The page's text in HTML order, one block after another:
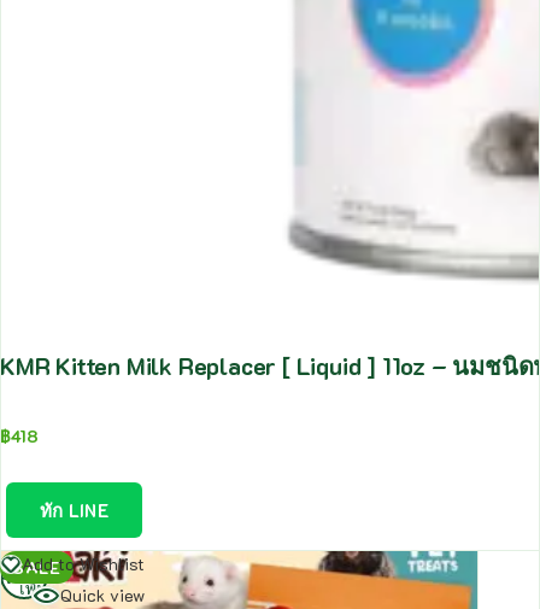
KMR Kitten Milk Replacer [ Liquid ] 11oz – นมช
฿418
ทัก LINE
SALE
Add to Wishlist
Quick view
อ่าน
เพิ่ม